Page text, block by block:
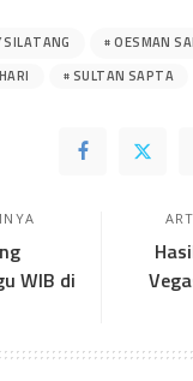
SILATANG
OESMAN
SULTAN SAPTA
WIB di